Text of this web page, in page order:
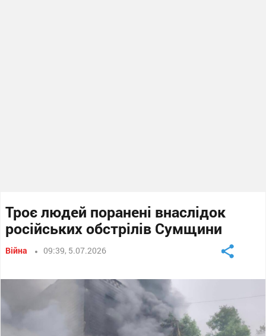
Троє людей поранені внаслідок
російських обстрілів Сумщини
Війна 09:39, 5.07.2026